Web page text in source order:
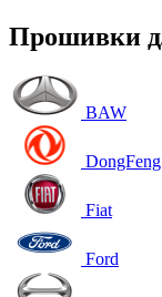
Прошивки
BAW
DongFeng
Fiat
Ford